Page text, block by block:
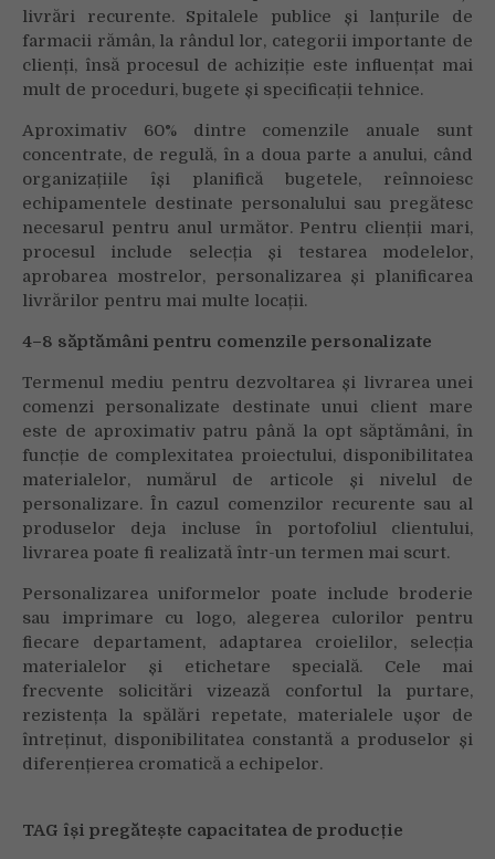
livrări recurente. Spitalele publice și lanțurile de
farmacii rămân, la rândul lor, categorii importante de
clienți, însă procesul de achiziție este influențat mai
mult de proceduri, bugete și specificații tehnice.
Aproximativ 60% dintre comenzile anuale sunt
concentrate, de regulă, în a doua parte a anului, când
organizațiile își planifică bugetele, reînnoiesc
echipamentele destinate personalului sau pregătesc
necesarul pentru anul următor. Pentru clienții mari,
procesul include selecția și testarea modelelor,
aprobarea mostrelor, personalizarea și planificarea
livrărilor pentru mai multe locații.
4–8 săptămâni pentru comenzile personalizate
Termenul mediu pentru dezvoltarea și livrarea unei
comenzi personalizate destinate unui client mare
este de aproximativ patru până la opt săptămâni, în
funcție de complexitatea proiectului, disponibilitatea
materialelor, numărul de articole și nivelul de
personalizare. În cazul comenzilor recurente sau al
produselor deja incluse în portofoliul clientului,
livrarea poate fi realizată într-un termen mai scurt.
Personalizarea uniformelor poate include broderie
sau imprimare cu logo, alegerea culorilor pentru
fiecare departament, adaptarea croielilor, selecția
materialelor și etichetare specială. Cele mai
frecvente solicitări vizează confortul la purtare,
rezistența la spălări repetate, materialele ușor de
întreținut, disponibilitatea constantă a produselor și
diferențierea cromatică a echipelor.
TAG își pregătește capacitatea de producție